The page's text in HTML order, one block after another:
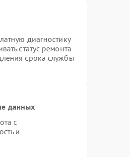
диагностику
статус ремонта
срока службы
данных
с
и